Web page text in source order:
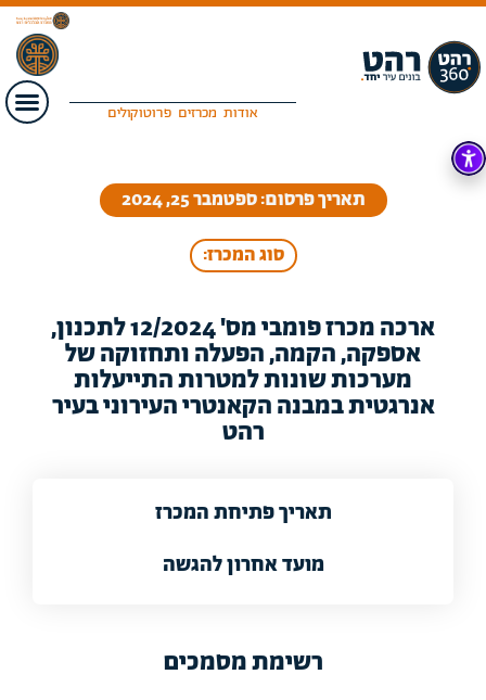
אודות מכרזים פרוטוקולים
תאריך פרסום: ספטמבר 25, 2024
סוג המכרז:
ארכה מכרז פומבי מס' 12/2024 לתכנון,
אספקה, הקמה, הפעלה ותחזוקה של
מערכות שונות למטרות התייעלות
אנרגטית במבנה הקאנטרי העירוני בעיר
רהט
תאריך פתיחת המכרז
מועד אחרון להגשה
רשימת מסמכים